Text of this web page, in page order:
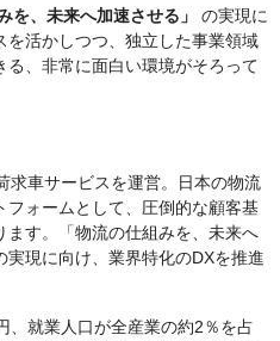
を、未来へ加速させる」
の実現に
を活かしつつ、独立した事業領域
る、非常に面白い環境がそろって
求車サービスを運営。日本の物流
フォームとして、圧倒的な顧客基
す。「物流の仕組みを、未来へ
現に向け、業界特化のDXを推進
、就業人口が全産業の約2％を占